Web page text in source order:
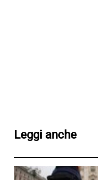
Leggi anche